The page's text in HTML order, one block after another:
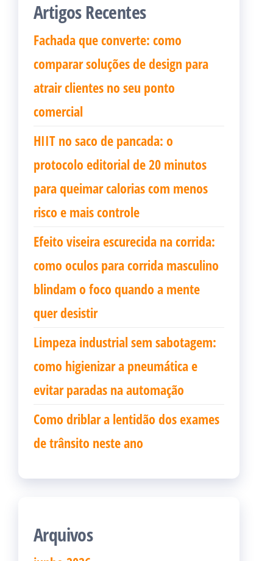
Artigos Recentes
Fachada que converte: como
comparar soluções de design para
atrair clientes no seu ponto
comercial
HIIT no saco de pancada: o
protocolo editorial de 20 minutos
para queimar calorias com menos
risco e mais controle
Efeito viseira escurecida na corrida:
como oculos para corrida masculino
blindam o foco quando a mente
quer desistir
Limpeza industrial sem sabotagem:
como higienizar a pneumática e
evitar paradas na automação
Como driblar a lentidão dos exames
de trânsito neste ano
Arquivos